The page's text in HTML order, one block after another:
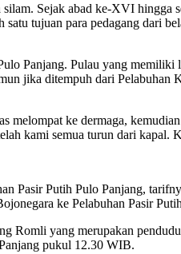
Sejak abad ke-XVI
tujuan para pedagang dari
Panjang. Pulau yang
jika ditempuh dari
melompat ke dermaga,
kami semua turun dari
Pasir Putih Pulo Panjang,
ke Pelabuhan Pasir
Romli yang merupakan
pukul 12.30 WIB.